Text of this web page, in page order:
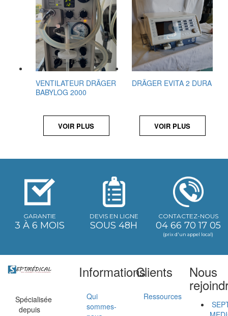
VENTILATEUR DRÄGER
BABYLOG 2000
VOIR PLUS
DRÄGER EVITA 2 DURA
VOIR PLUS
GARANTIE
3 À 6 MOIS
DEVIS EN LIGNE
SOUS 48H
CONTACTEZ-NOUS
04 66 70 17 05
(prix d'un appel local)
Spécialisée
depuis
Informations
Qui
sommes-
Clients
Ressources
Nous